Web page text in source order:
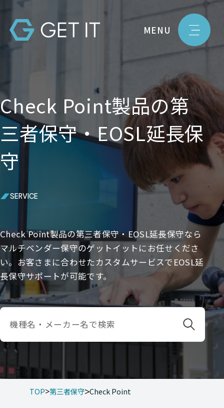
MENU
Check Point製品の第
三者保守・EOSL延長保
守
SERVICE
Check Point製品の第三者保守・EOSL延長保守なら
マルチベンダー保守のゲットイットにお任せくださ
い。お客さまに合わせたカスタムサービスでEOSL延
長保守サポートが可能です。
TOP 第三者保守 Check Point